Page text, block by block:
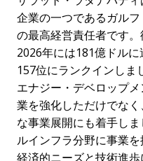
企業の一つであるガル
の最高経営責任者です。
2026年には181億ドル
157位にランクインしま
エナジー・デベロップ
業を強化しただけでな
な事業展開にも着手し
ルインフラ分野に事業
経済的ニーズと技術進